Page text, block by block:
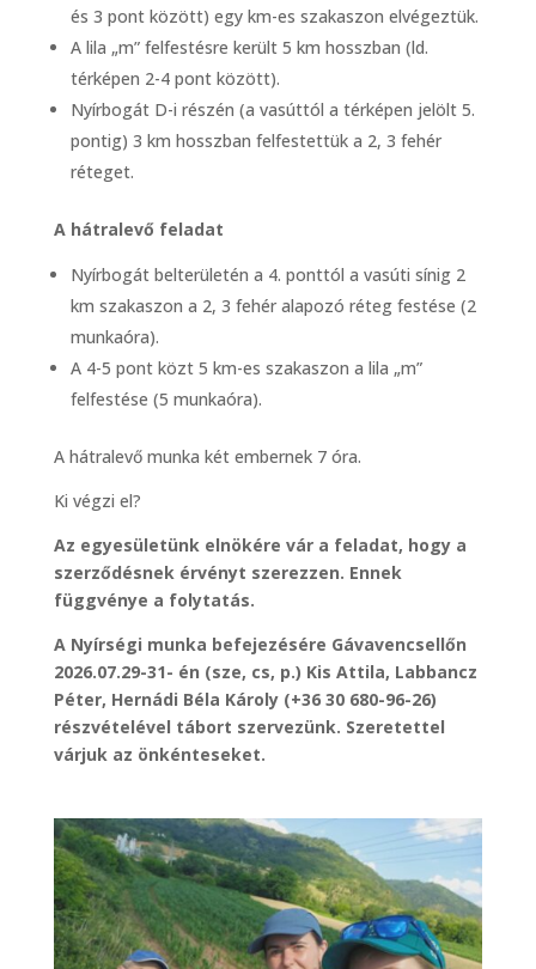
és 3 pont között) egy km-es szakaszon elvégeztük.
A lila „m” felfestésre került 5 km hosszban (ld.
térképen 2-4 pont között).
Nyírbogát D-i részén (a vasúttól a térképen jelölt 5.
pontig) 3 km hosszban felfestettük a 2, 3 fehér
réteget.
A hátralevő feladat
Nyírbogát belterületén a 4. ponttól a vasúti sínig 2
km szakaszon a 2, 3 fehér alapozó réteg festése (2
munkaóra).
A 4-5 pont közt 5 km-es szakaszon a lila „m”
felfestése (5 munkaóra).
A hátralevő munka két embernek 7 óra.
Ki végzi el?
Az egyesületünk elnökére vár a feladat, hogy a
szerződésnek érvényt szerezzen. Ennek
függvénye a folytatás.
A Nyírségi munka befejezésére Gávavencsellőn
2026.07.29-31- én (sze, cs, p.) Kis Attila, Labbancz
Péter, Hernádi Béla Károly (+36 30 680-96-26)
részvételével tábort szervezünk. Szeretettel
várjuk az önkénteseket.